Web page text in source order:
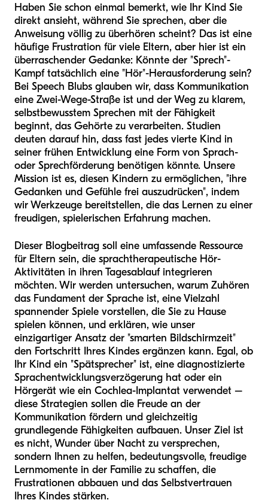
Haben Sie schon einmal bemerkt, wie Ihr Kind Sie
direkt ansieht, während Sie sprechen, aber die
Anweisung völlig zu überhören scheint? Das ist eine
häufige Frustration für viele Eltern, aber hier ist ein
überraschender Gedanke: Könnte der "Sprech"-
Kampf tatsächlich eine "Hör"-Herausforderung sein?
Bei Speech Blubs glauben wir, dass Kommunikation
eine Zwei-Wege-Straße ist und der Weg zu klarem,
selbstbewusstem Sprechen mit der Fähigkeit
beginnt, das Gehörte zu verarbeiten. Studien
deuten darauf hin, dass fast jedes vierte Kind in
seiner frühen Entwicklung eine Form von Sprach-
oder Sprechförderung benötigen könnte. Unsere
Mission ist es, diesen Kindern zu ermöglichen, "ihre
Gedanken und Gefühle frei auszudrücken", indem
wir Werkzeuge bereitstellen, die das Lernen zu einer
freudigen, spielerischen Erfahrung machen.
Dieser Blogbeitrag soll eine umfassende Ressource
für Eltern sein, die sprachtherapeutische Hör-
Aktivitäten in ihren Tagesablauf integrieren
möchten. Wir werden untersuchen, warum Zuhören
das Fundament der Sprache ist, eine Vielzahl
spannender Spiele vorstellen, die Sie zu Hause
spielen können, und erklären, wie unser
einzigartiger Ansatz der "smarten Bildschirmzeit"
den Fortschritt Ihres Kindes ergänzen kann. Egal, ob
Ihr Kind ein "Spätsprecher" ist, eine diagnostizierte
Sprachentwicklungsverzögerung hat oder ein
Hörgerät wie ein Cochlea-Implantat verwendet –
diese Strategien sollen die Freude an der
Kommunikation fördern und gleichzeitig
grundlegende Fähigkeiten aufbauen. Unser Ziel ist
es nicht, Wunder über Nacht zu versprechen,
sondern Ihnen zu helfen, bedeutungsvolle, freudige
Lernmomente in der Familie zu schaffen, die
Frustrationen abbauen und das Selbstvertrauen
Ihres Kindes stärken.